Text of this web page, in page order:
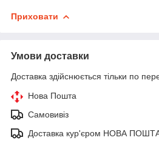
Приховати
Умови доставки
Доставка здійснюється тільки по
Нова Пошта
Самовивіз
Доставка кур'єром НОВА